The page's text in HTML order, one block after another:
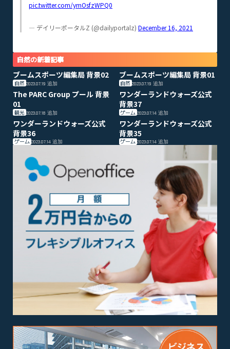
pic.twitter.com/ymOsfzWPQ0
— デイリーポータルZ (@dailyportalz) December 16, 2021
自然の新着記事
ブームスポーツ編集局 背景02
自然 2023.07.19 追加
ブームスポーツ編集局 背景01
自然 2023.07.19追加
The PARC Group プール 背景
01
観光 2023.07.18 追加
ワンダーランドウォーズ公式
背景37
ゲーム 2023.07.14追加
ワンダーランドウォーズ公式
背景36
ゲーム 2023.07.14 追加
ワンダーランドウォーズ公式
背景35
ゲーム 2023.07.14追加